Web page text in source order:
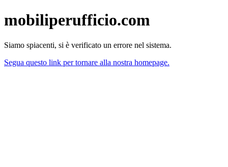
mobiliperufficio.com
Siamo spiacenti, si è verificato un errore nel sistema.
Segua questo link per tornare alla nostra homepage.